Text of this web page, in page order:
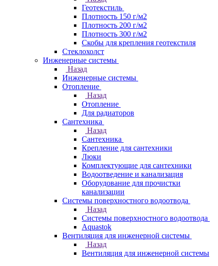
Геотекстиль
Плотность 150 г/м2
Плотность 200 г/м2
Плотность 300 г/м2
Скобы для крепления геотекстиля
Стеклохолст
Инженерные системы
Назад
Инженерные системы
Отопление
Назад
Отопление
Для радиаторов
Сантехника
Назад
Сантехника
Крепление для сантехники
Люки
Комплектующие для сантехники
Водоотведение и канализация
Оборудование для прочистки
канализации
Системы поверхностного водоотвода
Назад
Системы поверхностного водоотвода
Aquastok
Вентиляция для инженерной системы
Назад
Вентиляция для инженерной системы